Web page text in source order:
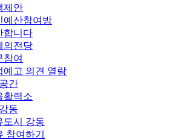
제안
예산참여방
합니다
의전당
참여
예고 의견 열람
간
활력소
동
도시 강동
참여하기